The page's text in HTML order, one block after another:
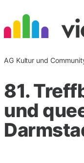
Inhalt
springen
AG Kultur und
81.
und